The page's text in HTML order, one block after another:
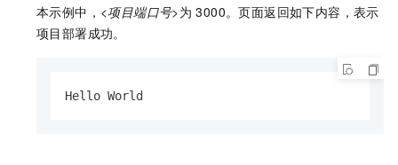
本示例中， <项目端口号>为 3000。页面返回如下内容，表示
项目部署成功。
Hello World